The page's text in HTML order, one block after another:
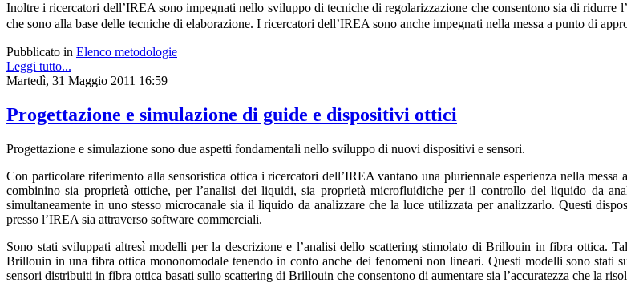
Inoltre i ricercatori dell’IREA sono impegnati nello sviluppo di tecniche di regolarizzazione che consentono sia di ridurre
che sono alla base delle tecniche di elaborazione. I ricercatori dell’IREA sono anche impegnati nella messa a punto di
Pubblicato in Elenco metodologie
Leggi tutto...
Martedì, 31 Maggio 2011 16:59
Progettazione e simulazione di guide e dispositivi ottici
Progettazione e simulazione sono due aspetti fondamentali nello sviluppo di nuovi dispositivi e sensori.
Con particolare riferimento alla sensoristica ottica i ricercatori dell’IREA vantano una pluriennale esperienza nella
combinino sia proprietà ottiche, per l’analisi dei liquidi, sia proprietà microfluidiche per il controllo del liquido da
simultaneamente in uno stesso microcanale sia il liquido da analizzare che la luce utilizzata per analizzarlo. Questi
presso l’IREA sia attraverso software commerciali.
Sono stati sviluppati altresì modelli per la descrizione e l’analisi dello scattering stimolato di Brillouin in fibra ottica.
Brillouin in una fibra ottica mononomodale tenendo in conto anche dei fenomeni non lineari. Questi modelli sono stati
sensori distribuiti in fibra ottica basati sullo scattering di Brillouin che consentono di aumentare sia l’accuratezza che la